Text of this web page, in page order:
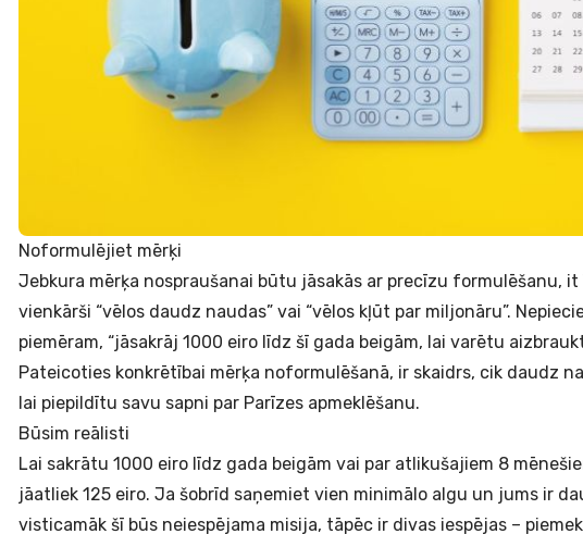
Noformulējiet mērķi
Jebkura mērķa nospraušanai būtu jāsakās ar precīzu formulēšanu,
vienkārši “vēlos daudz naudas” vai “vēlos kļūt par miljonāru”.
piemēram, “jāsakrāj 1000 eiro līdz šī gada beigām, lai varētu
Pateicoties konkrētībai mērķa noformulēšanā, ir skaidrs, cik daudz
lai piepildītu savu sapni par Parīzes apmeklēšanu.
Būsim reālisti
Lai sakrātu 1000 eiro līdz gada beigām vai par atlikušajiem 8
jāatliek 125 eiro. Ja šobrīd saņemiet vien minimālo algu un jums ir
visticamāk šī būs neiespējama misija, tāpēc ir divas iespējas –